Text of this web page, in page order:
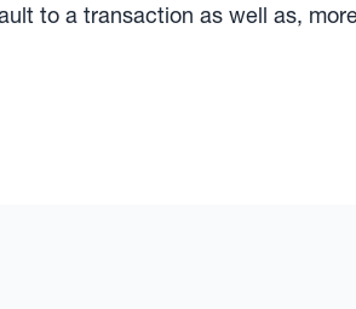
to a transaction as well as,